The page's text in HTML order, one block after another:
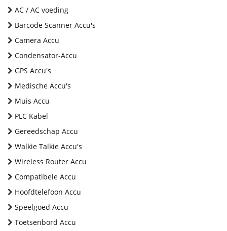
AC / AC voeding
Barcode Scanner Accu's
Camera Accu
Condensator-Accu
GPS Accu's
Medische Accu's
Muis Accu
PLC Kabel
Gereedschap Accu
Walkie Talkie Accu's
Wireless Router Accu
Compatibele Accu
Hoofdtelefoon Accu
Speelgoed Accu
Toetsenbord Accu